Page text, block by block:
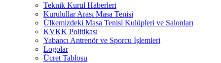
Teknik Kurul Haberleri
Kurulullar Arası Masa Tenisi
Ülkemizdeki Masa Tenisi Kulüpleri ve Salonları
KVKK Politikası
Yabancı Antrenör ve Sporcu İşlemleri
Logolar
Ücret Tablosu